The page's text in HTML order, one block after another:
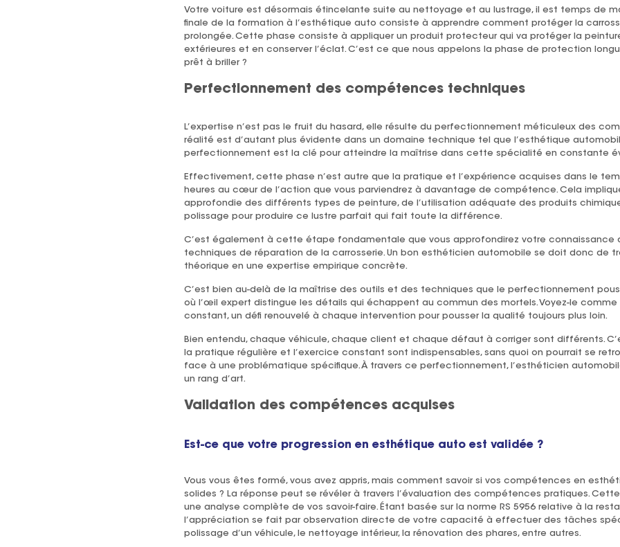
Votre voiture est désormais étincelante suite au nettoyage et au lustrage, il est temps de
finale de la formation à l’esthétique auto consiste à apprendre comment protéger la
prolongée. Cette phase consiste à appliquer un produit protecteur qui va protéger la
extérieures et en conserver l’éclat. C’est ce que nous appelons la phase de protection
prêt à briller ?
Perfectionnement des compétences techniques
L’expertise n’est pas le fruit du hasard, elle résulte du perfectionnement méticuleux des
réalité est d’autant plus évidente dans un domaine technique tel que l’esthétique
perfectionnement est la clé pour atteindre la maîtrise dans cette spécialité en constante
Effectivement, cette phase n’est autre que la pratique et l’expérience acquises dans le
heures au cœur de l’action que vous parviendrez à davantage de compétence. Cela
approfondie des différents types de peinture, de l’utilisation adéquate des produits
polissage pour produire ce lustre parfait qui fait toute la différence.
C’est également à cette étape fondamentale que vous approfondirez votre connaissance
techniques de réparation de la carrosserie. Un bon esthéticien automobile se doit donc de
théorique en une expertise empirique concrète.
C’est bien au-delà de la maîtrise des outils et des techniques que le perfectionnement
où l’œil expert distingue les détails qui échappent au commun des mortels. Voyez-le
constant, un défi renouvelé à chaque intervention pour pousser la qualité toujours plus loin.
Bien entendu, chaque véhicule, chaque client et chaque défaut à corriger sont différents.
la pratique régulière et l’exercice constant sont indispensables, sans quoi on pourrait se
face à une problématique spécifique. À travers ce perfectionnement, l’esthéticien
un rang d’art.
Validation des compétences acquises
Est-ce que votre progression en esthétique auto est validée ?
Vous vous êtes formé, vous avez appris, mais comment savoir si vos compétences en
solides ? La réponse peut se révéler à travers l’évaluation des compétences pratiques.
une analyse complète de vos savoir-faire. Étant basée sur la norme RS 5956 relative à la
l’appréciation se fait par observation directe de votre capacité à effectuer des tâches
polissage d’un véhicule, le nettoyage intérieur, la rénovation des phares, entre autres.